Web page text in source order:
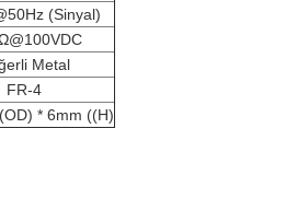
(Sinyal)
Metal
FR-4
* 6mm ((H)